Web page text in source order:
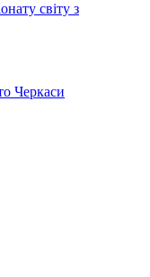
світу з